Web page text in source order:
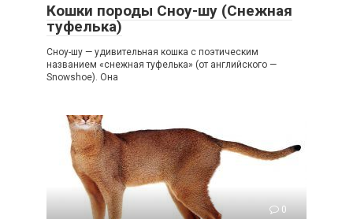
Кошки породы Сноу-шу (Снежная
туфелька)
Сноу-шу — удивительная кошка с поэтическим
названием «снежная туфелька» (от английского —
Snowshoe). Она
0